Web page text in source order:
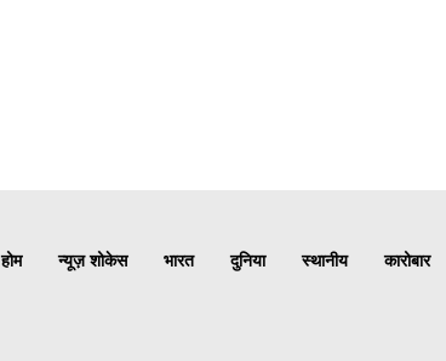
होम न्यूज़ शोकेस भारत दुनिया स्थानीय कारोबार